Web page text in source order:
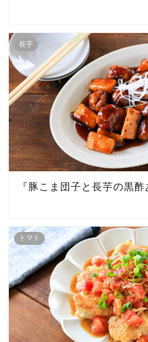
長芋
『豚こま団子と長芋の黒
トマト